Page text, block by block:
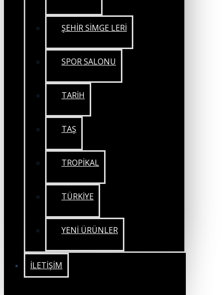
ŞEHİR SİMGE LERİ
SPOR SALONU
TARİH
TAŞ
TROPİKAL
TÜRKİYE
YENİ ÜRÜNLER
İLETIŞIM